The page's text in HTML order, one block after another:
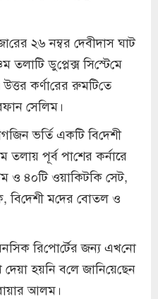
২৬ নম্বর দেবীদাস ঘাট
তলাটি ডু‌প্লেক্স সি‌স্টে‌মে
কর্ণা‌রের রুম‌টি‌তে
সে‌লিম।
ভ‌র্তি এক‌টি বি‌দেশী
তলায় পূর্ব পা‌শের কর্ন‌ারে
ও ৪০টি ওয়াকিট‌কি ‌সেট,
বি‌দেশী ম‌দের বোতল ও
রি‌পো‌র্টের জন্য এখ‌নো
হয়‌নি ব‌লে জা‌নি‌য়ে‌ছেন
আলম।